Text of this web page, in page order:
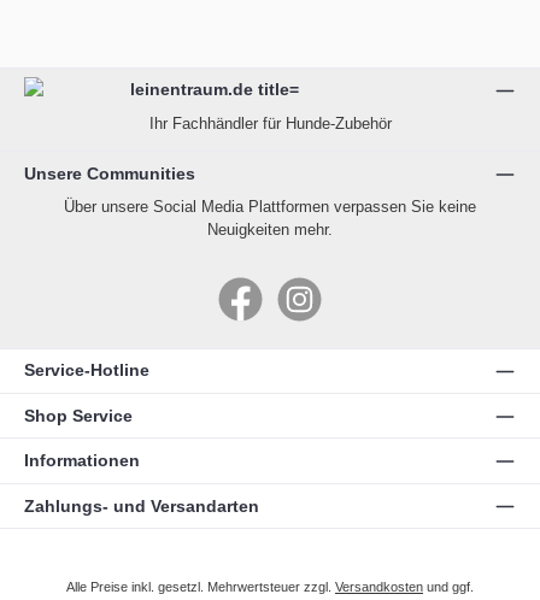
Ihr Fachhändler für Hunde-Zubehör
Unsere Communities
Über unsere Social Media Plattformen verpassen Sie keine
Neuigkeiten mehr.
FacebookInstagram
Service-Hotline
Shop Service
Informationen
Zahlungs- und Versandarten
Alle Preise inkl. gesetzl. Mehrwertsteuer zzgl. Versandkosten und ggf.